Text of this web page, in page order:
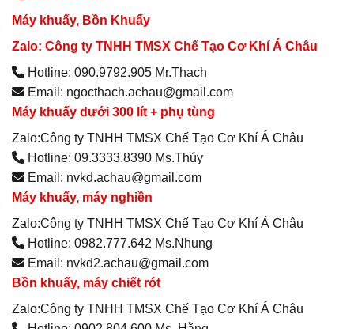
Máy khuấy, Bồn Khuấy
Zalo: Công ty TNHH TMSX Chế Tạo Cơ Khí Á Châu
Hotline: 090.9792.905 Mr.Thach
Email: ngocthach.achau@gmail.com
Máy khuấy dưới 300 lít + phụ tùng
Zalo:Công ty TNHH TMSX Chế Tạo Cơ Khí Á Châu
Hotline: 09.3333.8390 Ms.Thúy
Email: nvkd.achau@gmail.com
Máy khuấy, máy nghiền
Zalo:Công ty TNHH TMSX Chế Tạo Cơ Khí Á Châu
Hotline: 0982.777.642 Ms.Nhung
Email: nvkd2.achau@gmail.com
Bồn khuấy, máy chiết rót
Zalo:Công ty TNHH TMSX Chế Tạo Cơ Khí Á Châu